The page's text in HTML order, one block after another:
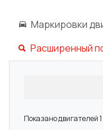
Маркировки
Расширенный
Показано двигателей